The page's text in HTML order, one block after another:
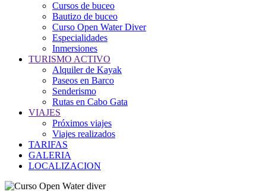
Cursos de buceo
Bautizo de buceo
Curso Open Water Diver
Especialidades
Inmersiones
TURISMO ACTIVO
Alquiler de Kayak
Paseos en Barco
Senderismo
Rutas en Cabo Gata
VIAJES
Próximos viajes
Viajes realizados
TARIFAS
GALERIA
LOCALIZACION